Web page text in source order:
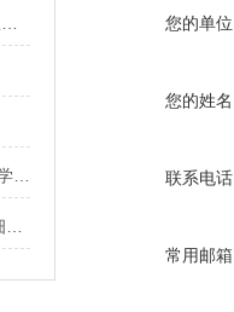
您的单
您的姓
联系电
常用邮